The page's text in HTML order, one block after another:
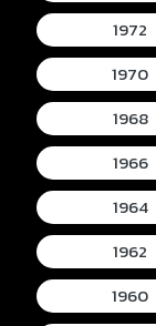
1972
1970
1968
1966
1964
1962
1960